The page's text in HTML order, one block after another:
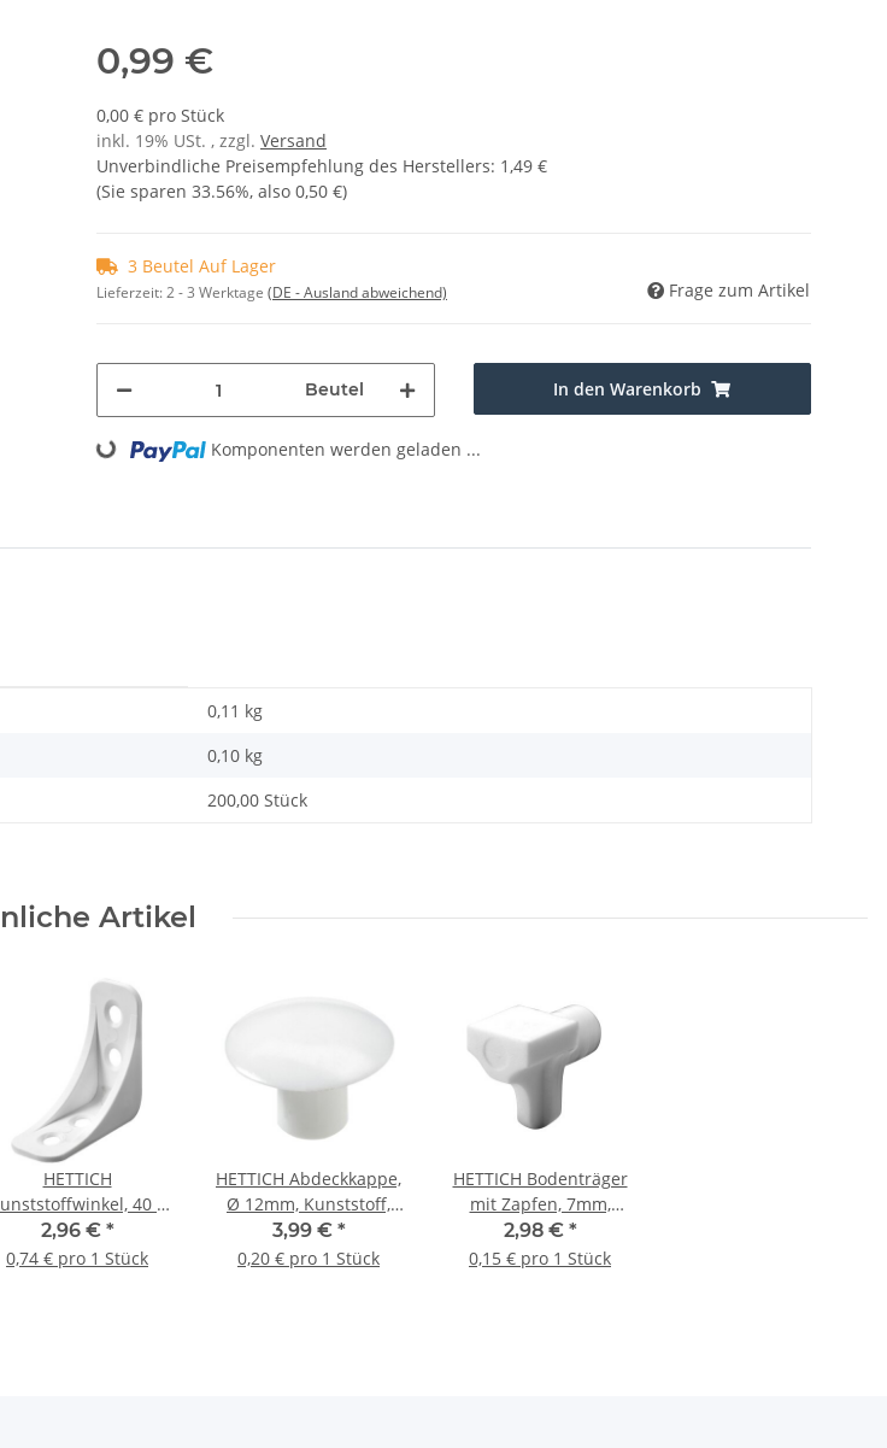
0,99 €
0,00 € pro Stück
inkl. 19% USt. , zzgl. Versand
Unverbindliche Preisempfehlung des Herstellers: 1,49 €
(Sie sparen 33.56%, also 0,50 €)
3 Beutel Auf Lager
Lieferzeit:2 - 3 Werktage (DE - Ausland abweichend) Frage zum Artikel
Beutel In den Warenkorb
Loading... Komponenten werden geladen ...
0,11 kg
0,10 kg
200,00 Stück
Artikel
HETTICH
40 x
x 16mm, Kunststoff,
weiß, 4 Stück
2,96 € *
0,74 € pro 1 Stück
HETTICH Abdeckkappe,
Ø 12mm, Kunststoff,
weiß, 20 Stück
3,99 € *
0,20 € pro 1 Stück
HETTICH Bodenträger
mit Zapfen, 7mm,
Kunststoff, weiß, 20
Stück
2,98 € *
0,15 € pro 1 Stück